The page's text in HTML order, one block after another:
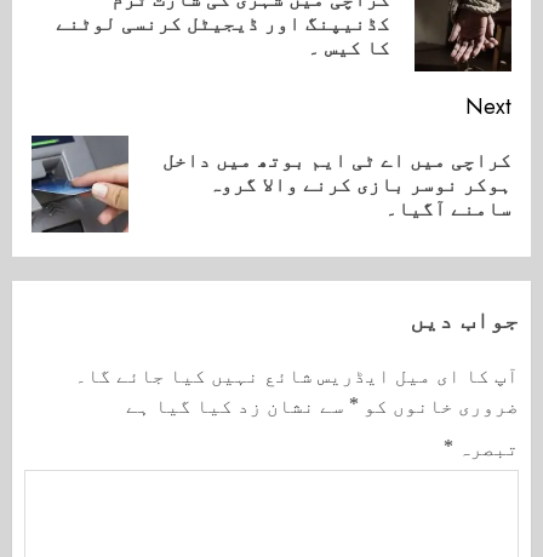
کڈنیپنگ اور ڈیجیٹل کرنسی لوٹنے
کا کیس ۔
Next
Next
post:
کراچی میں اے ٹی ایم بوتھ میں داخل
ہوکر نوسر بازی کرنے والا گروہ
سامنے آگیا۔
جواب دیں
آپ کا ای میل ایڈریس شائع نہیں کیا جائے گا۔
ضروری خانوں کو * سے نشان زد کیا گیا ہے
تبصرہ *